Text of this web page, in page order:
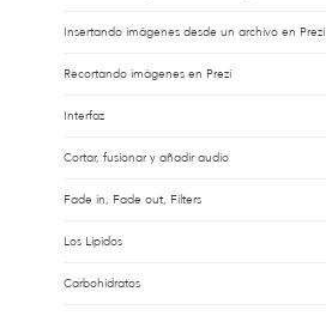
Insertando imágenes desde un archivo en Prezi
Recortando imágenes en Prezi
Interfaz
Cortar, fusionar y añadir audio
Fade in, Fade out, Filters
Los Lípidos
Carbohidratos